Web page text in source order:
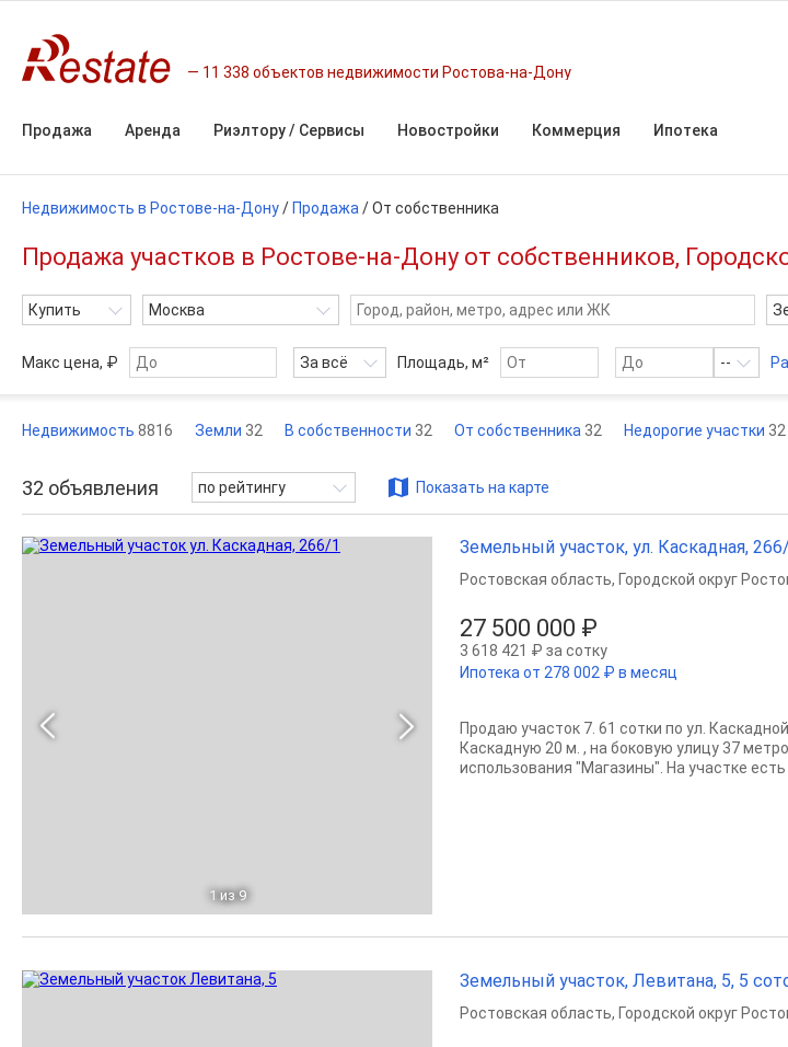
11 338 объектов недвижимости Ростова-на-Дону
Продажа Аренда Риэлтору / Сервисы Новостройки Коммерция Ипотека
Недвижимость в Ростове-на-Дону/ Продажа /От собственника
Продажа участков в Ростове-на-Дону от собственников,
Купить Москва
Макс цена, ₽ За всё Площадь, м² --
Недвижимость 8816 Земли 32 В собственности 32 От собственника 32 Недорогие участки 32
32 объявления по рейтингу Показать на карте
1 из 9
Земельный участок, ул. Каскадная,
27 500 000 ₽
3 618 421 ₽ за сотку
Ипотека от 278 002 ₽ в месяц
Ростовская область, Городской округ
Продаю участок 7. 61 сотки по ул.
Каскадную 20 м. , на боковую улицу 37
использования "Магазины". На участке есть
Земельный участок, Левитана, 5, 5
Ростовская область, Городской округ